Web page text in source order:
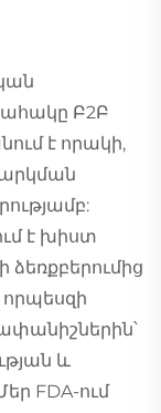
Բ2Բ
է որակի,
է խիստ
ձեռքբերումից
և
FDA-ում